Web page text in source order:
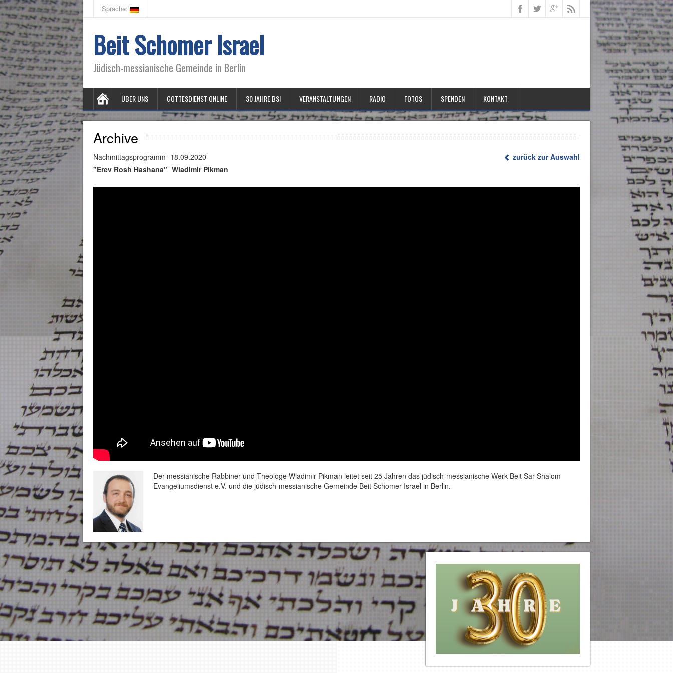
Sprache:
Beit Schomer Israel
Jüdisch-messianische Gemeinde in Berlin
ÜBER UNS GOTTESDIENST ONLINE 30 JAHRE BSI VERANSTALTUNGEN RADIO FOTOS SPENDEN KONTAKT
Archive
zurück zur Auswahl
Nachmittagsprogramm 18.09.2020
"Erev Rosh Hashana" Wladimir Pikman
Der messianische Rabbiner und Theologe Wladimir Pikman leitet seit 25 Jahren das jüdisch-messianische Werk Beit Sar Shalom
Evangeliumsdienst e.V. und die jüdisch-messianische Gemeinde Beit Schomer Israel in Berlin.